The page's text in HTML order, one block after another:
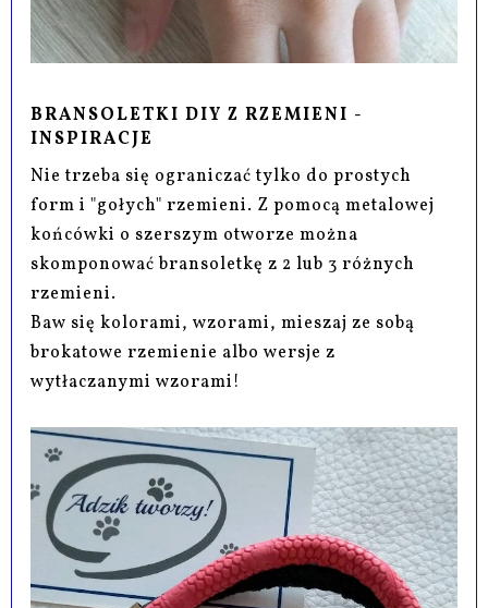
BRANSOLETKI DIY Z RZEMIENI -
INSPIRACJE
Nie trzeba się ograniczać tylko do prostych
form i "gołych" rzemieni. Z pomocą metalowej
końcówki o szerszym otworze można
skomponować bransoletkę z 2 lub 3 różnych
rzemieni.
Baw się kolorami, wzorami, mieszaj ze sobą
brokatowe rzemienie albo wersje z
wytłaczanymi wzorami!